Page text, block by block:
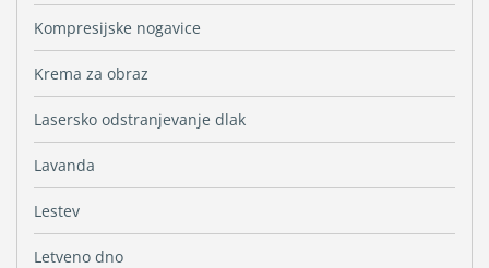
Kompresijske nogavice
Krema za obraz
Lasersko odstranjevanje dlak
Lavanda
Lestev
Letveno dno